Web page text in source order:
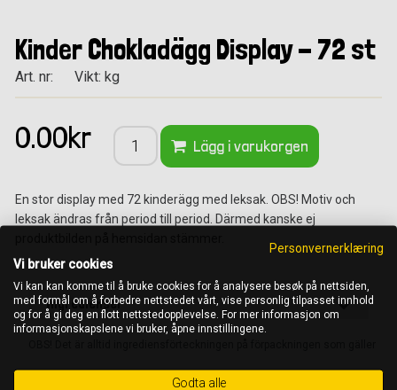
Kinder Chokladägg Display - 72 st
Art. nr: Vikt: kg
0.00kr Lägg i varukorgen
En stor display med 72 kinderägg med leksak. OBS! Motiv och
leksak ändras från period till period. Därmed kanske ej
Ingredienser
Personvernerklæring
Vi bruker cookies
Vi kan kan komme til å bruke cookies for å analysere besøk på nettsiden,
med formål om å forbedre nettstedet vårt, vise personlig tilpasset innhold
og for å gi deg en flott nettstedopplevelse. For mer informasjon om
informasjonskapslene vi bruker, åpne innstillingene.
Godta alle